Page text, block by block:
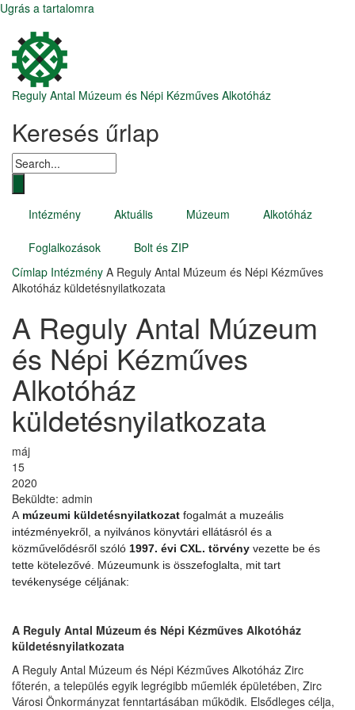
Ugrás a tartalomra
Reguly Antal Múzeum és Népi Kézműves Alkotóház
Keresés űrlap
Intézmény Aktuális Múzeum Alkotóház
Foglalkozások
Bolt és ZIP
Címlap Intézmény A Reguly Antal Múzeum és Népi Kézműves
Alkotóház küldetésnyilatkozata
A Reguly Antal Múzeum
és Népi Kézműves
Alkotóház
küldetésnyilatkozata
máj
15
2020
Beküldte: admin
A múzeumi küldetésnyilatkozat fogalmát a muzeális
intézményekről, a nyilvános könyvtári ellátásról és a
közművelődésről szóló 1997. évi CXL. törvény vezette be és
tette kötelezővé. Múzeumunk is összefoglalta, mit tart
tevékenysége céljának:
A Reguly Antal Múzeum és Népi Kézműves Alkotóház
küldetésnyilatkozata
A Reguly Antal Múzeum és Népi Kézműves Alkotóház Zirc
főterén, a település egyik legrégibb műemlék épületében, Zirc
Városi Önkormányzat fenntartásában működik. Elsődleges célja,